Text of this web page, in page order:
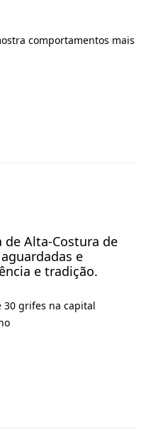
comportamentos mais
de Alta-Costura de
e
e tradição.
30 grifes na capital